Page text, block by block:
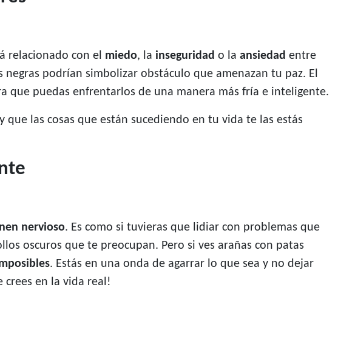
relacionado con el miedo, la inseguridad o la ansiedad entre
negras podrían simbolizar obstáculo que amenazan tu paz. El
que puedas enfrentarlos de una manera más fría e inteligente.
y que las cosas que están sucediendo en tu vida te las estás
nervioso. Es como si tuvieras que lidiar con problemas que
oscuros que te preocupan. Pero si ves arañas con patas
. Estás en una onda de agarrar lo que sea y no dejar
crees en la vida real!